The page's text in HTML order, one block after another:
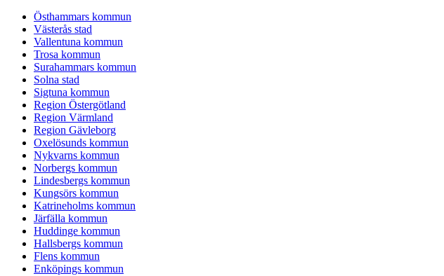
Östhammars kommun
Västerås stad
Vallentuna kommun
Trosa kommun
Surahammars kommun
Solna stad
Sigtuna kommun
Region Östergötland
Region Värmland
Region Gävleborg
Oxelösunds kommun
Nykvarns kommun
Norbergs kommun
Lindesbergs kommun
Kungsörs kommun
Katrineholms kommun
Järfälla kommun
Huddinge kommun
Hallsbergs kommun
Flens kommun
Enköpings kommun